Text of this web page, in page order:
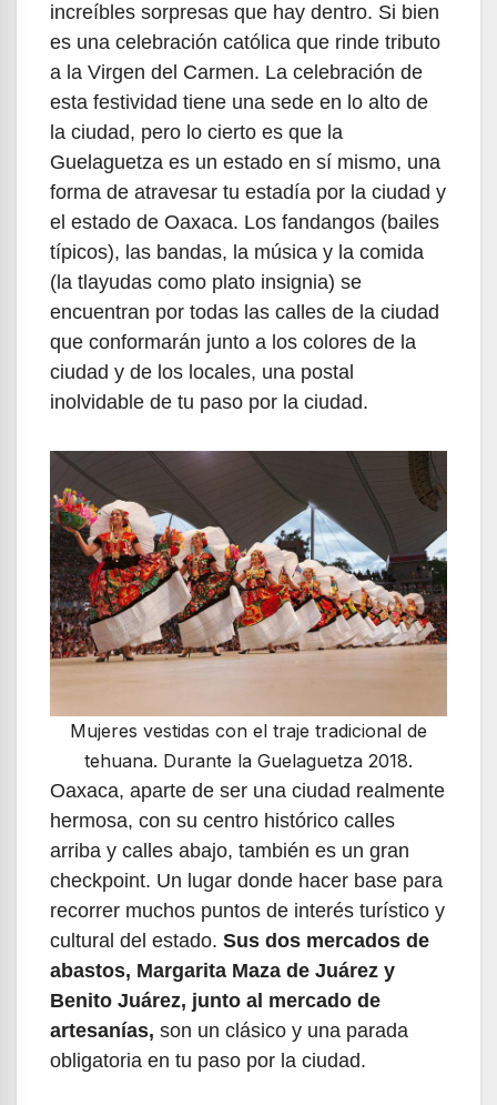
increíbles sorpresas que hay dentro. Si bien
es una celebración católica que rinde tributo
a la Virgen del Carmen. La celebración de
esta festividad tiene una sede en lo alto de
la ciudad, pero lo cierto es que la
Guelaguetza es un estado en sí mismo, una
forma de atravesar tu estadía por la ciudad y
el estado de Oaxaca. Los fandangos (bailes
típicos), las bandas, la música y la comida
(la tlayudas como plato insignia) se
encuentran por todas las calles de la ciudad
que conformarán junto a los colores de la
ciudad y de los locales, una postal
inolvidable de tu paso por la ciudad.
Mujeres vestidas con el traje tradicional de
tehuana. Durante la Guelaguetza 2018.
Oaxaca, aparte de ser una ciudad realmente
hermosa, con su centro histórico calles
arriba y calles abajo, también es un gran
checkpoint. Un lugar donde hacer base para
recorrer muchos puntos de interés turístico y
cultural del estado. Sus dos mercados de
abastos, Margarita Maza de Juárez y
Benito Juárez, junto al mercado de
artesanías, son un clásico y una parada
obligatoria en tu paso por la ciudad.